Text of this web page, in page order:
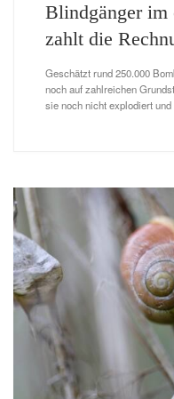
Blindgänger im
zahlt die
Geschätzt rund 250.000
noch auf zahlreichen
sie noch nicht explodiert